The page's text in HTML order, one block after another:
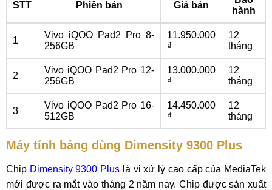
STT Phiên bản Giá bán
hành
1
Vivo iQOO Pad2 Pro 8-
256GB
11.950.000
₫
12
tháng
2
Vivo iQOO Pad2 Pro 12-
256GB
13.000.000
₫
12
tháng
3
Vivo iQOO Pad2 Pro 16-
512GB
14.450.000
₫
12
tháng
Máy tính bảng dùng Dimensity 9300 Plus
Chip Dimensity 9300 Plus là vi xử lý cao cấp của MediaTek
mới được ra mắt vào tháng 2 năm nay. Chip được sản xuất